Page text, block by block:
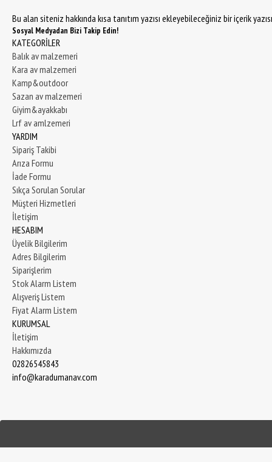
Bu alan siteniz hakkında kısa tanıtım yazısı ekleyebileceğiniz bir içerik
Sosyal Medyadan Bizi Takip Edin!
KATEGORİLER
Balık av malzemeri
Kara av malzemeri
Kamp&outdoor
Sazan av malzemeri
Giyim&ayakkabı
Lrf av amlzemeri
YARDIM
Sipariş Takibi
Arıza Formu
İade Formu
Sıkça Sorulan Sorular
Müşteri Hizmetleri
İletişim
HESABIM
Üyelik Bilgilerim
Adres Bilgilerim
Siparişlerim
Stok Alarm Listem
Alışveriş Listem
Fiyat Alarm Listem
KURUMSAL
İletişim
Hakkımızda
02826545843
info@karadumanav.com